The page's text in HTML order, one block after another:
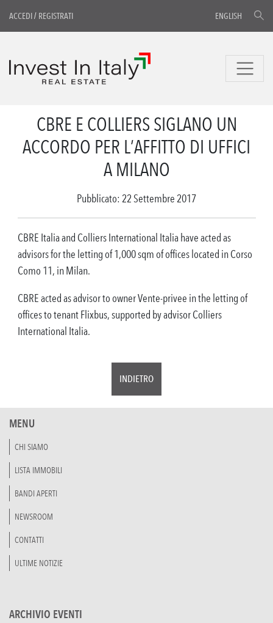
ACCEDI/ REGISTRATI ENGLISH
CBRE E COLLIERS SIGLANO UN
ACCORDO PER L’AFFITTO DI UFFICI
A MILANO
Pubblicato: 22 Settembre 2017
CBRE Italia and Colliers International Italia have acted as
advisors for the letting of 1,000 sqm of offices located in Corso
Como 11, in Milan.
CBRE acted as advisor to owner Vente-privee in the letting of
offices to tenant Flixbus, supported by advisor Colliers
International Italia.
INDIETRO
MENU
CHI SIAMO
LISTA IMMOBILI
BANDI APERTI
NEWSROOM
CONTATTI
ULTIME NOTIZIE
ARCHIVIO EVENTI